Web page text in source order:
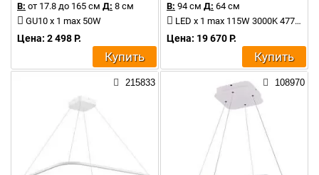
В: от 17.8 до 165 см Д: 8 см
GU10 x 1 max 50W
Цена: 2 498 Р.
Купить
В: 94 см Д: 64 см
LED x 1 max 115W 3000K 4770Lm
Цена: 19 670 Р.
Купить
215833 108970